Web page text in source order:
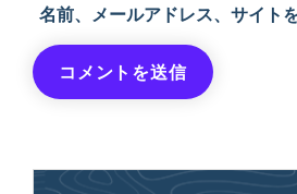
名前、メールアドレス、サイト